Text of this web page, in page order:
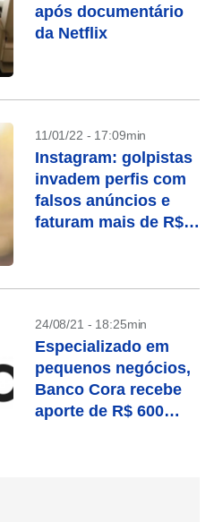
após documentário
da Netflix
11/01/22 - 17:09min
Instagram: golpistas
invadem perfis com
falsos anúncios e
faturam mais de R$
24/08/21 - 18:25min
Especializado em
pequenos negócios,
Banco Cora recebe
aporte de R$ 600